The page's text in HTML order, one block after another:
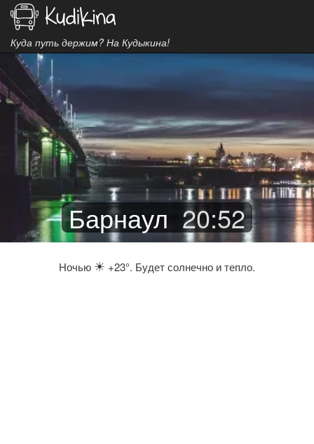
Куда путь держим? На Кудыкина!
Барнаул 20:52
Ночью ☀ +23°. Будет солнечно и тепло.